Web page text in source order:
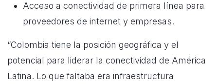
Acceso a conectividad de primera línea para
proveedores de internet y empresas.
“Colombia tiene la posición geográfica y el
potencial para liderar la conectividad de América
Latina. Lo que faltaba era infraestructura